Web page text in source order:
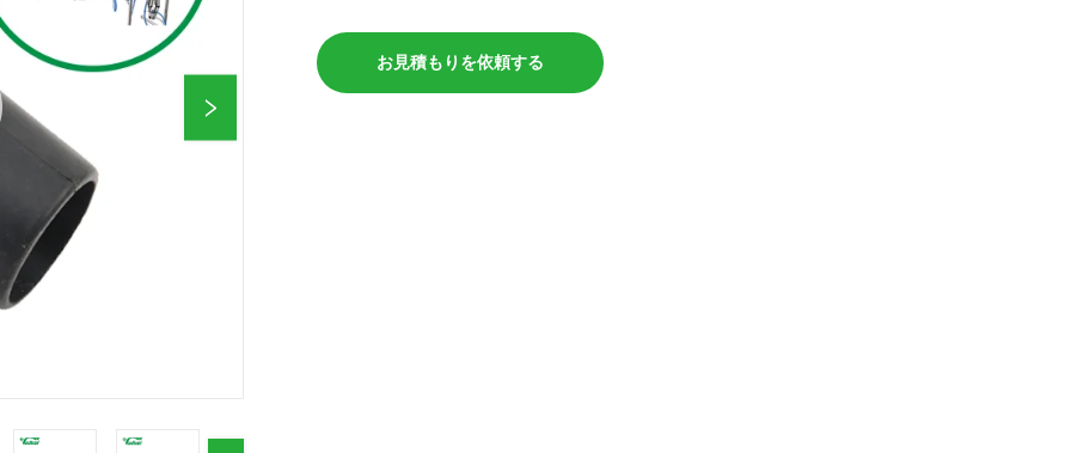
お見積もりを依頼する